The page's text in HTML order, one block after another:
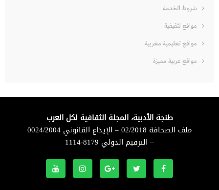
شروط الخدمة
مواقع تثقيفية
مواقع تعليمية مغربية
مواقع عربية مميزة
طنجة الأدبية، المجلة الثقافية لكل العرب
ملف الصحافة 02/2018 – الإيداع القانوني 0024/2004
– الترقيم الدولي 8179-1114